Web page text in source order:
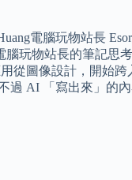
電腦玩物站長
玩物站長的筆記思
從圖像設計，開始
過 AI 「寫出來」的